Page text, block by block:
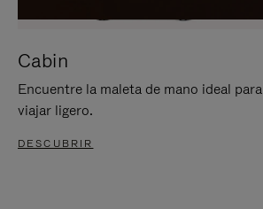
Cabin
Encuentre la maleta de mano ideal para
viajar ligero.
DESCUBRIR